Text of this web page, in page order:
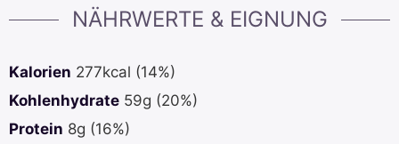
NÄHRWERTE & EIGNUNG
Kalorien 277kcal (14%)
Kohlenhydrate 59g (20%)
Protein 8g (16%)